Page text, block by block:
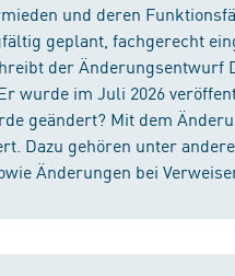
und deren
geplant, fachgerecht
der Änderungsentwurf
wurde im Juli 2026
geändert? Mit dem
Dazu gehören unter
Änderungen bei